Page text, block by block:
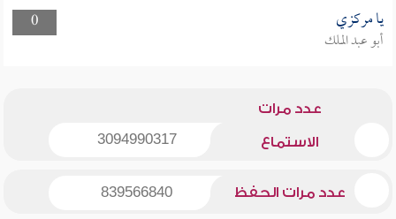
0
يا مركزي
أبو عبد الملك
عدد مرات
الاستماع 3094990317
عدد مرات الحفظ 839566840